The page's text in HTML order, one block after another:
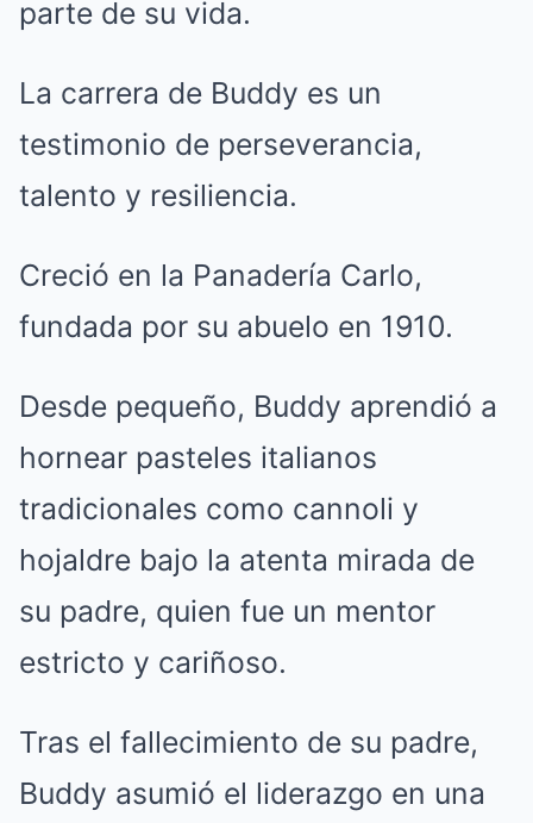
parte de su vida.
La carrera de Buddy es un
testimonio de perseverancia,
talento y resiliencia.
Creció en la Panadería Carlo,
fundada por su abuelo en 1910.
Desde pequeño, Buddy aprendió a
hornear pasteles italianos
tradicionales como cannoli y
hojaldre bajo la atenta mirada de
su padre, quien fue un mentor
estricto y cariñoso.
Tras el fallecimiento de su padre,
Buddy asumió el liderazgo en una